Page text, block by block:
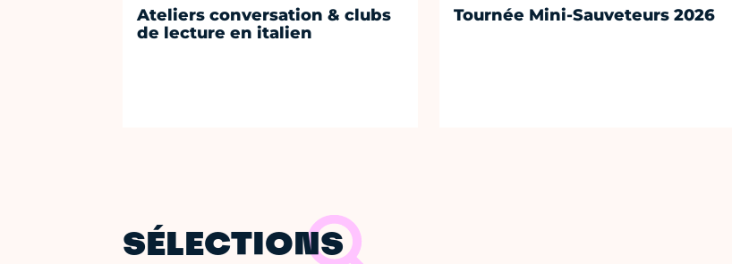
Ateliers conversation & clubs
de lecture en italien
Tournée Mini-Sauveteurs 2026
SÉLECTIONS